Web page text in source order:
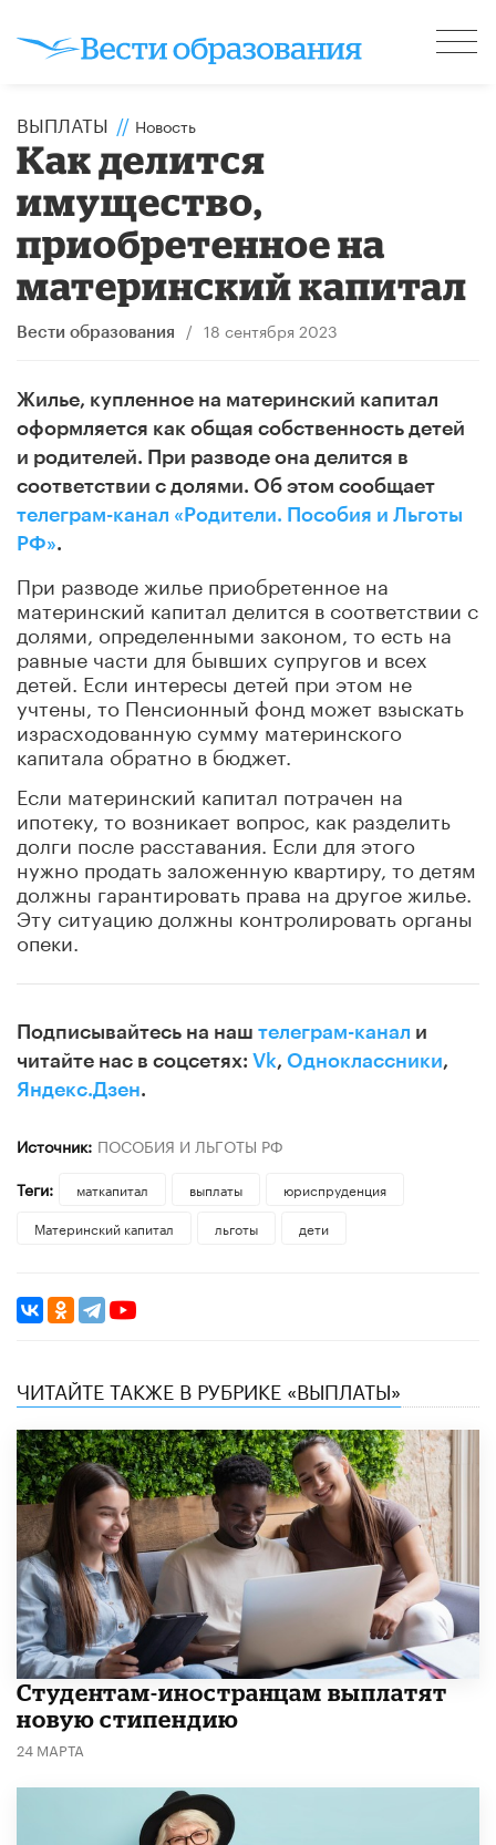
ВЫПЛАТЫ // Новость
​Как делится
имущество,
приобретенное на
материнский капитал
Вести образования / 18 сентября 2023
Жилье, купленное на материнский капитал
оформляется как общая собственность детей
и родителей. При разводе она делится в
соответствии с долями. Об этом сообщает
телеграм-канал «Родители. Пособия и Льготы
РФ».
При разводе жилье приобретенное на
материнский капитал делится в соответствии с
долями, определенными законом, то есть на
равные части для бывших супругов и всех
детей. Если интересы детей при этом не
учтены, то Пенсионный фонд может взыскать
израсходованную сумму материнского
капитала обратно в бюджет.
Если материнский капитал потрачен на
ипотеку, то возникает вопрос, как разделить
долги после расставания. Если для этого
нужно продать заложенную квартиру, то детям
должны гарантировать права на другое жилье.
Эту ситуацию должны контролировать органы
опеки.
Подписывайтесь на наш телеграм-канал и
читайте нас в соцсетях: Vk, Одноклассники,
Яндекс.Дзен.
Источник: ПОСОБИЯ И ЛЬГОТЫ РФ
Теги:
маткапитал выплаты
юриспруденция
Материнский капитал
льготы дети
ЧИТАЙТЕ ТАКЖЕ В РУБРИКЕ «ВЫПЛАТЫ»
Студентам-иностранцам выплатят
новую стипендию
24 МАРТА